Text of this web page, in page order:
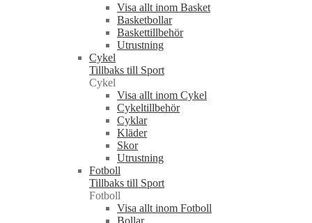
Visa allt inom Basket
Basketbollar
Baskettillbehör
Utrustning
Cykel
Tillbaks till Sport
Cykel
Visa allt inom Cykel
Cykeltillbehör
Cyklar
Kläder
Skor
Utrustning
Fotboll
Tillbaks till Sport
Fotboll
Visa allt inom Fotboll
Bollar